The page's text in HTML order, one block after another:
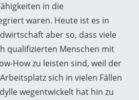
in die
waren. Heute ist es in
aber so, dass viele
qualifizierten Menschen mit
How zu leisten sind, weil der
sich in vielen Fällen
wegentwickelt hat hin zu